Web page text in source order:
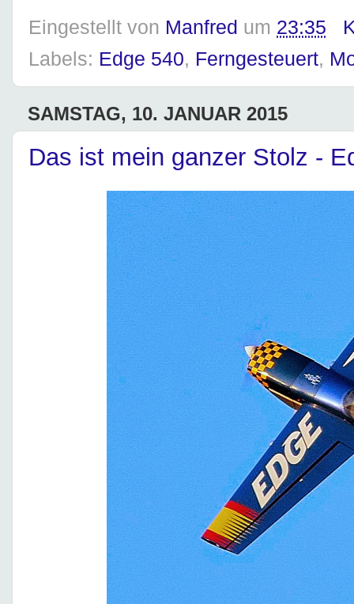
Eingestellt von Manfred um 23:35
Labels: Edge 540, Ferngesteuert,
SAMSTAG, 10. JANUAR 2015
Das ist mein ganzer Stolz -